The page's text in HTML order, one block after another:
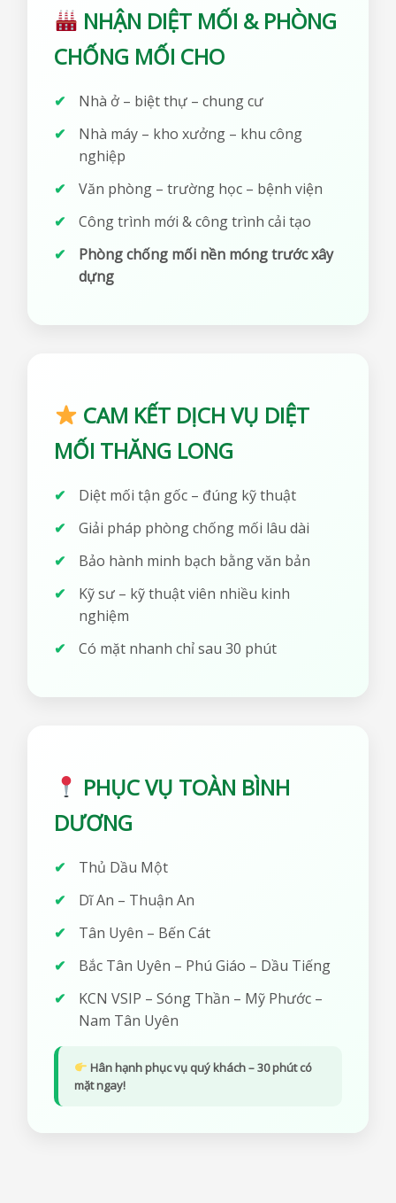
NHẬN DIỆT MỐI & PHÒNG
CHỐNG MỐI CHO
Nhà ở – biệt thự – chung cư
Nhà máy – kho xưởng – khu công
nghiệp
Văn phòng – trường học – bệnh viện
Công trình mới & công trình cải tạo
Phòng chống mối nền móng trước xây
dựng
CAM KẾT DỊCH VỤ DIỆT
MỐI THĂNG LONG
Diệt mối tận gốc – đúng kỹ thuật
Giải pháp phòng chống mối lâu dài
Bảo hành minh bạch bằng văn bản
Kỹ sư – kỹ thuật viên nhiều kinh
nghiệm
Có mặt nhanh chỉ sau 30 phút
PHỤC VỤ TOÀN BÌNH
DƯƠNG
Thủ Dầu Một
Dĩ An – Thuận An
Tân Uyên – Bến Cát
Bắc Tân Uyên – Phú Giáo – Dầu Tiếng
KCN VSIP – Sóng Thần – Mỹ Phước –
Nam Tân Uyên
Hân hạnh phục vụ quý khách –30 phút có
mặt ngay!